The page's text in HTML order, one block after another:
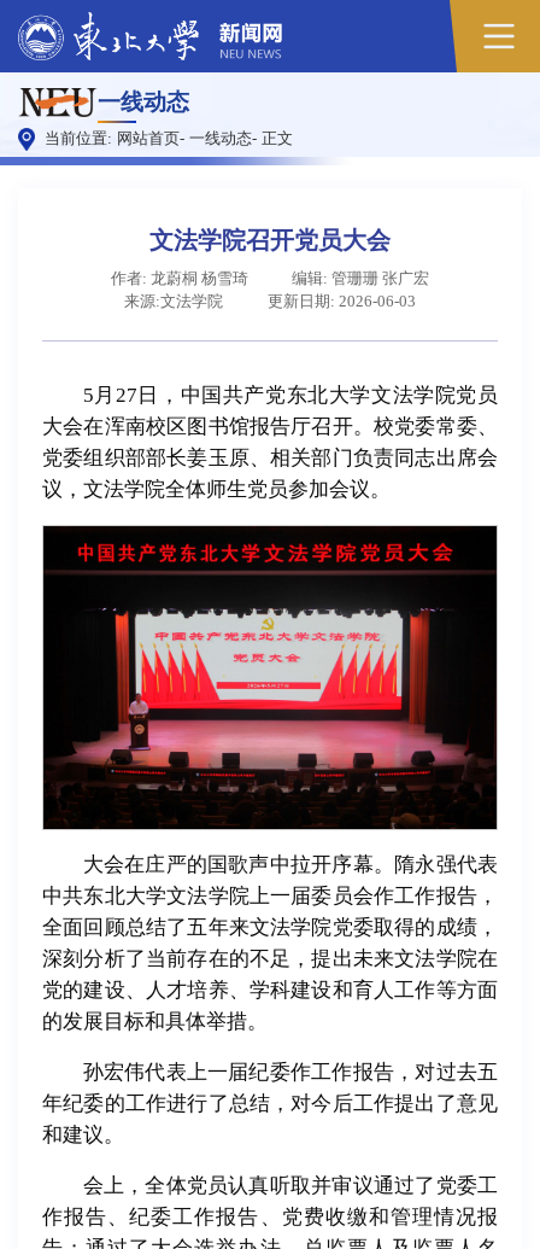
一线动态
当前位置: 网站首页- 一线动态- 正文
文法学院召开党员大会
作者: 龙蔚桐 杨雪琦
编辑: 管珊珊 张广宏
来源:文法学院
更新日期: 2026-06-03
5月27日，中国共产党东北大学文法学院党员
大会在浑南校区图书馆报告厅召开。校党委常委、
党委组织部部长姜玉原、相关部门负责同志出席会
议，文法学院全体师生党员参加会议。
大会在庄严的国歌声中拉开序幕。隋永强代表
中共东北大学文法学院上一届委员会作工作报告，
全面回顾总结了五年来文法学院党委取得的成绩，
深刻分析了当前存在的不足，提出未来文法学院在
党的建设、人才培养、学科建设和育人工作等方面
的发展目标和具体举措。
孙宏伟代表上一届纪委作工作报告，对过去五
年纪委的工作进行了总结，对今后工作提出了意见
和建议。
会上，全体党员认真听取并审议通过了党委工
作报告、纪委工作报告、党费收缴和管理情况报
原